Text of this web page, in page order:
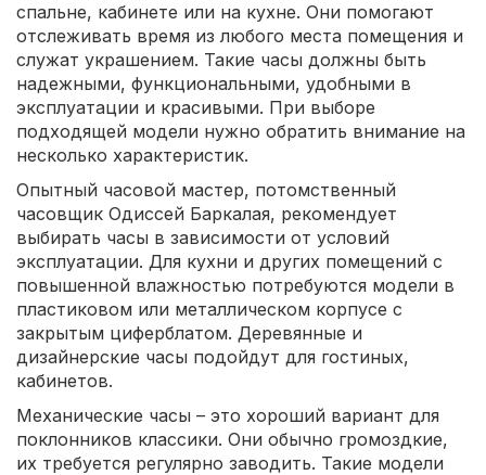
спальне, кабинете или на кухне. Они помогают
отслеживать время из любого места помещения и
служат украшением. Такие часы должны быть
надежными, функциональными, удобными в
эксплуатации и красивыми. При выборе
подходящей модели нужно обратить внимание на
несколько характеристик.
Опытный часовой мастер, потомственный
часовщик Одиссей Баркалая, рекомендует
выбирать часы в зависимости от условий
эксплуатации. Для кухни и других помещений с
повышенной влажностью потребуются модели в
пластиковом или металлическом корпусе с
закрытым циферблатом. Деревянные и
дизайнерские часы подойдут для гостиных,
кабинетов.
Механические часы – это хороший вариант для
поклонников классики. Они обычно громоздкие,
их требуется регулярно заводить. Такие модели